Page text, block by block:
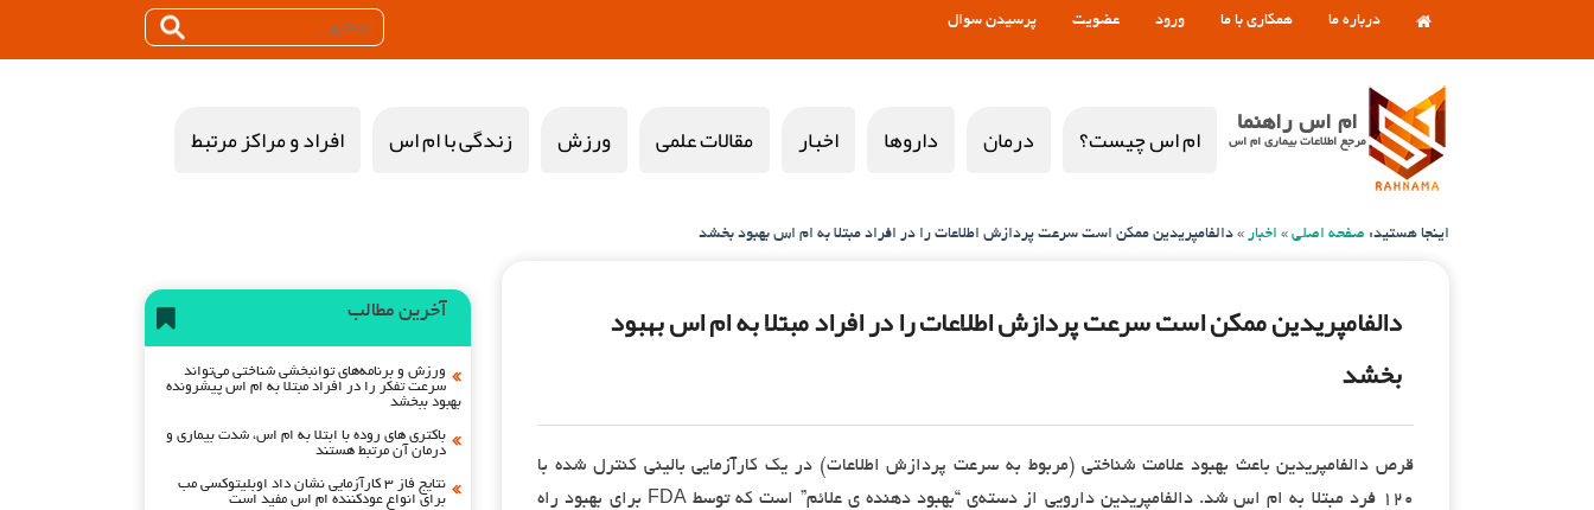
درباره ما همکاری با ما ورود عضویت پرسیدن سوال
ام اس راهنما
مرجع اطلاعات بیماری ام اس ام اس چیست؟ درمان داروها اخبار مقالات علمی ورزش زندگی با ام اس افراد و مراکز مرتبط
اینجا هستید: صفحه اصلی » اخبار » دالفامپریدین ممکن است سرعت پردازش اطلاعات را در افراد مبتلا به ام اس بهبود بخشد
دالفامپریدین ممکن است سرعت پردازش اطلاعات را در افراد مبتلا به ام اس بهبود
بخشد
قرص دالفامپریدین باعث بهبود علامت شناختی (مربوط به سرعت پردازش اطلاعات) در یک کارآزمایی بالینی کنترل شده با
۱۲۰ فرد مبتلا به ام اس شد. دالفامپریدین دارویی از دسته‌ی “بهبود دهنده ی علائم” است که توسط FDA برای بهبود راه
آخرین مطالب
ورزش و برنامه‌های توانبخشی شناختی می‌تواند
سرعت تفکر را در افراد مبتلا به ام اس پیشرونده
بهبود ببخشد
باکتری های روده با ابتلا به ام اس، شدت بیماری و
درمان آن مرتبط هستند
نتایج فاز ۳ کارآزمایی نشان داد اوبلیتوکسی مب
برای انواع عودکننده ام اس مفید است